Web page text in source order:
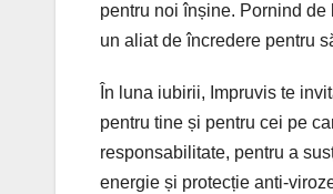
pentru noi înșine. Pornind
un aliat de încredere pentru
În luna iubirii, Impruvis te
pentru tine și pentru cei pe
responsabilitate, pentru a
energie și protecție anti-